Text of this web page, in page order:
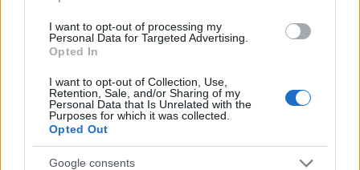
I want to opt-out of processing my
Personal Data for Targeted Advertising.
Opted In
I want to opt-out of Collection, Use,
Retention, Sale, and/or Sharing of my
Personal Data that Is Unrelated with the
Purposes for which it was collected.
Opted Out
Google consents
Φωτ. Μιχάλης Λεγάκης